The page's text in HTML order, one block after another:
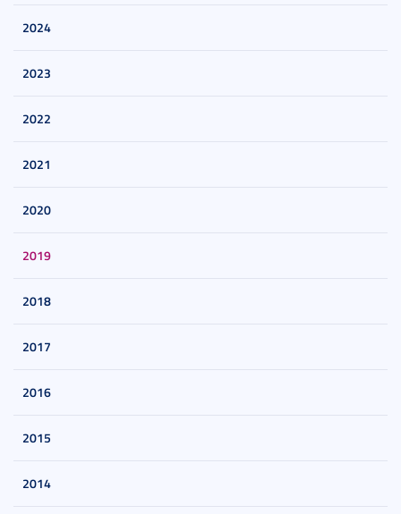
2024
2023
2022
2021
2020
2019
2018
2017
2016
2015
2014